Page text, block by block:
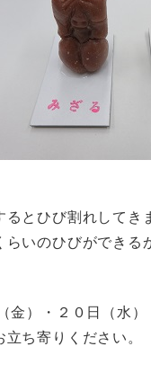
とひび割れしてき
いのひびができる
）・２０日（水）
ち寄りください。